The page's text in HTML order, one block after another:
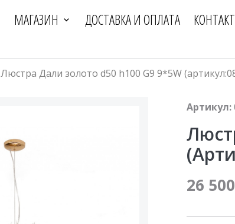
МАГАЗИН ДОСТАВКА И ОПЛАТА
Люстра Дали золото d50 h100 G9 9*5W
Артикул:
26 500